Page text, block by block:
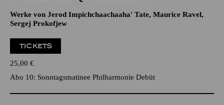
Werke von Jerod Impichchaachaaha' Tate, Maurice Ravel,
Sergej Prokofjew
TICKETS
25,00 €
Abo 10: Sonntagsmatinee Philharmonie Debüt